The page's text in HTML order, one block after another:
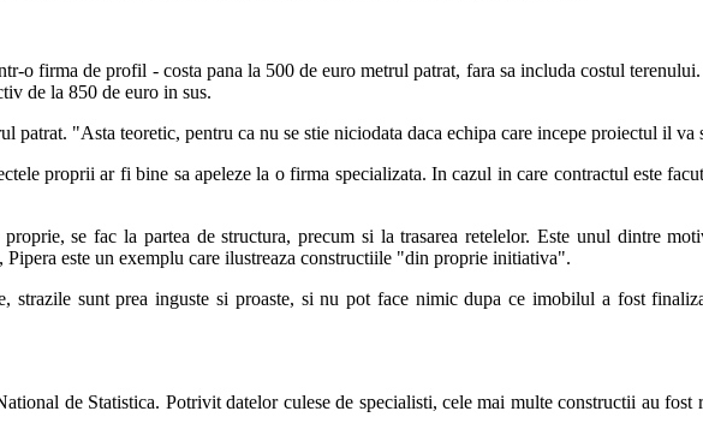
o firma de profil - costa pana la 500 de euro metrul patrat, fara sa includa costul
de la 850 de euro in sus.
patrat. "Asta teoretic, pentru ca nu se stie niciodata daca echipa care incepe proiectul il
proprii ar fi bine sa apeleze la o firma specializata. In cazul in care contractul este
se fac la partea de structura, precum si la trasarea retelelor. Este unul dintre
este un exemplu care ilustreaza constructiile "din proprie initiativa".
strazile sunt prea inguste si proaste, si nu pot face nimic dupa ce imobilul a fost
de Statistica. Potrivit datelor culese de specialisti, cele mai multe constructii au